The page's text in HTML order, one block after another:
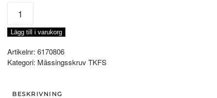
MÄSSINGSKRUV
TKFS
3x20MM,
STYCK
mängd
Lägg till i varukorg
Artikelnr: 6170806
Kategori: Mässingsskruv TKFS
BESKRIVNING